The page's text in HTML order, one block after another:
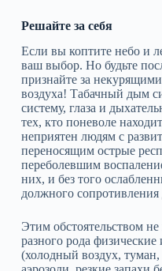
Решайте за себя
Если вы коптите небо и
ваш выбор. Но будьте
признайте за
воздуха! Табачный дым
систему, глаза и
тех, кто поневоле
неприятен людям с
переносящим острые
переболевшим
них, и без того
должного
Этим обстоятельством
разного рода
(холодный воздух,